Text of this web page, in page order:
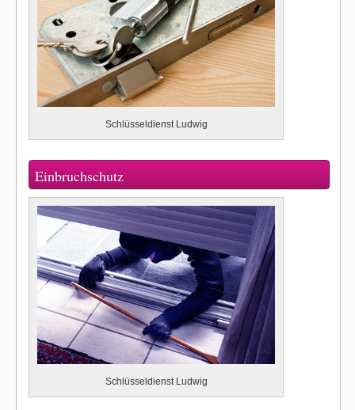
Schlüsseldienst Ludwig
Einbruchschutz
Schlüsseldienst Ludwig